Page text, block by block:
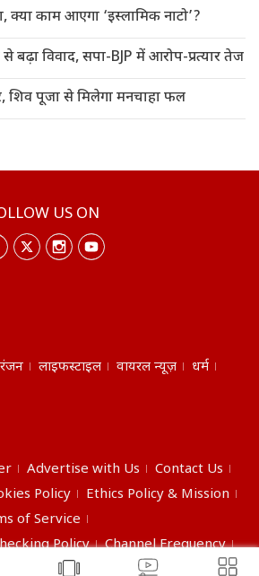
क्या काम आएगा ‘इस्लामिक नाटो’?
से बढ़ा विवाद, सपा-BJP में आरोप-प्रत्यार तेज
शिव पूजा से मिलेगा मनचाहा फल
US ON
लाइफस्टाइल वायरल न्यूज़
धर्म
Advertise with Us
Contact Us
Policy
Ethics Policy & Mission
of Service
Policy
Channel Frequency